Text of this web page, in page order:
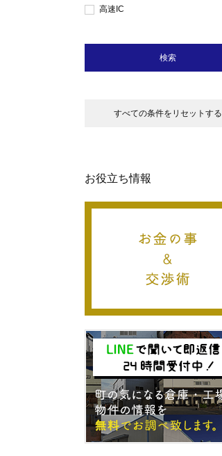
高速IC
検索
すべての条件をリセットする
お役立ち情報